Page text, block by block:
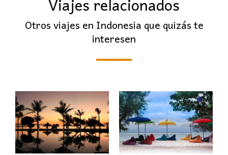
Otros viajes en Indonesia que quizás te
interesen